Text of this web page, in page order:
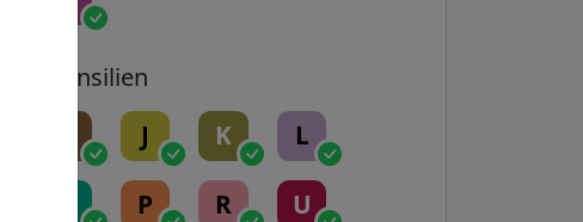
Transilien
J K L
P R U